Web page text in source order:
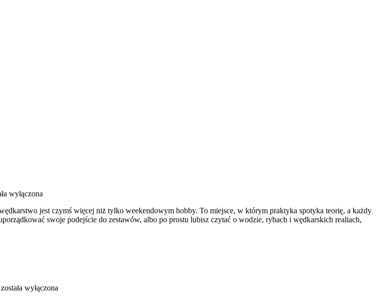
wyłączona
jest czymś więcej niż tylko weekendowym hobby. To miejsce, w którym praktyka spotyka teorię, a każdy
swoje podejście do zestawów, albo po prostu lubisz czytać o wodzie, rybach i wędkarskich realiach,
została wyłączona